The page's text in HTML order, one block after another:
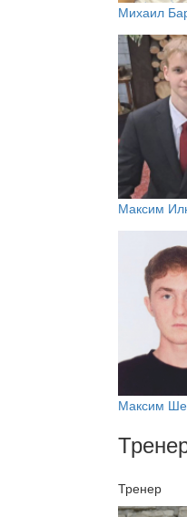
Михаил
Максим
Максим
Тренер